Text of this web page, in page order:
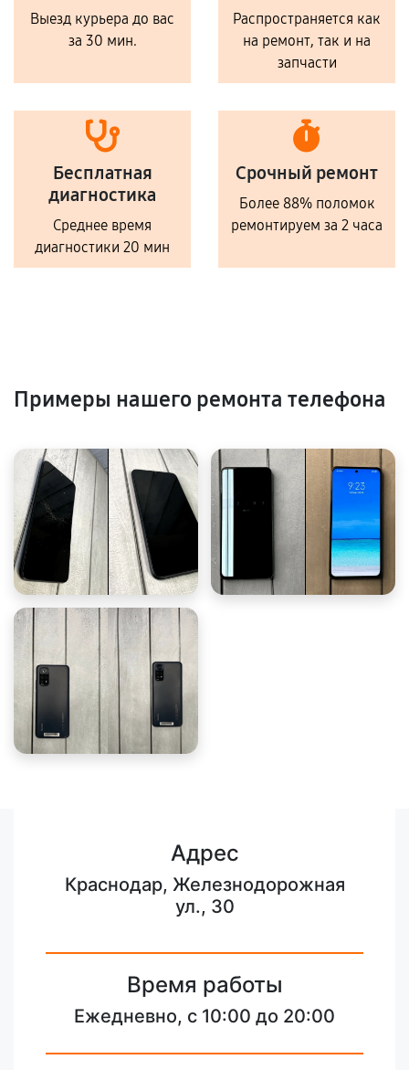
Выезд курьера до вас
за 30 мин.
Распространяется как
на ремонт, так и на
запчасти
Бесплатная
диагностика
Среднее время
диагностики 20 мин
Срочный ремонт
Более 88% поломок
ремонтируем за 2 часа
Примеры нашего ремонта телефона
Адрес
Краснодар, Железнодорожная
ул., 30
Время работы
Ежедневно, с 10:00 до 20:00